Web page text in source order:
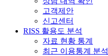
고객제안
신고센터
RISS 활용도 분석
자료 현황 통계
최근 이용통계 분석